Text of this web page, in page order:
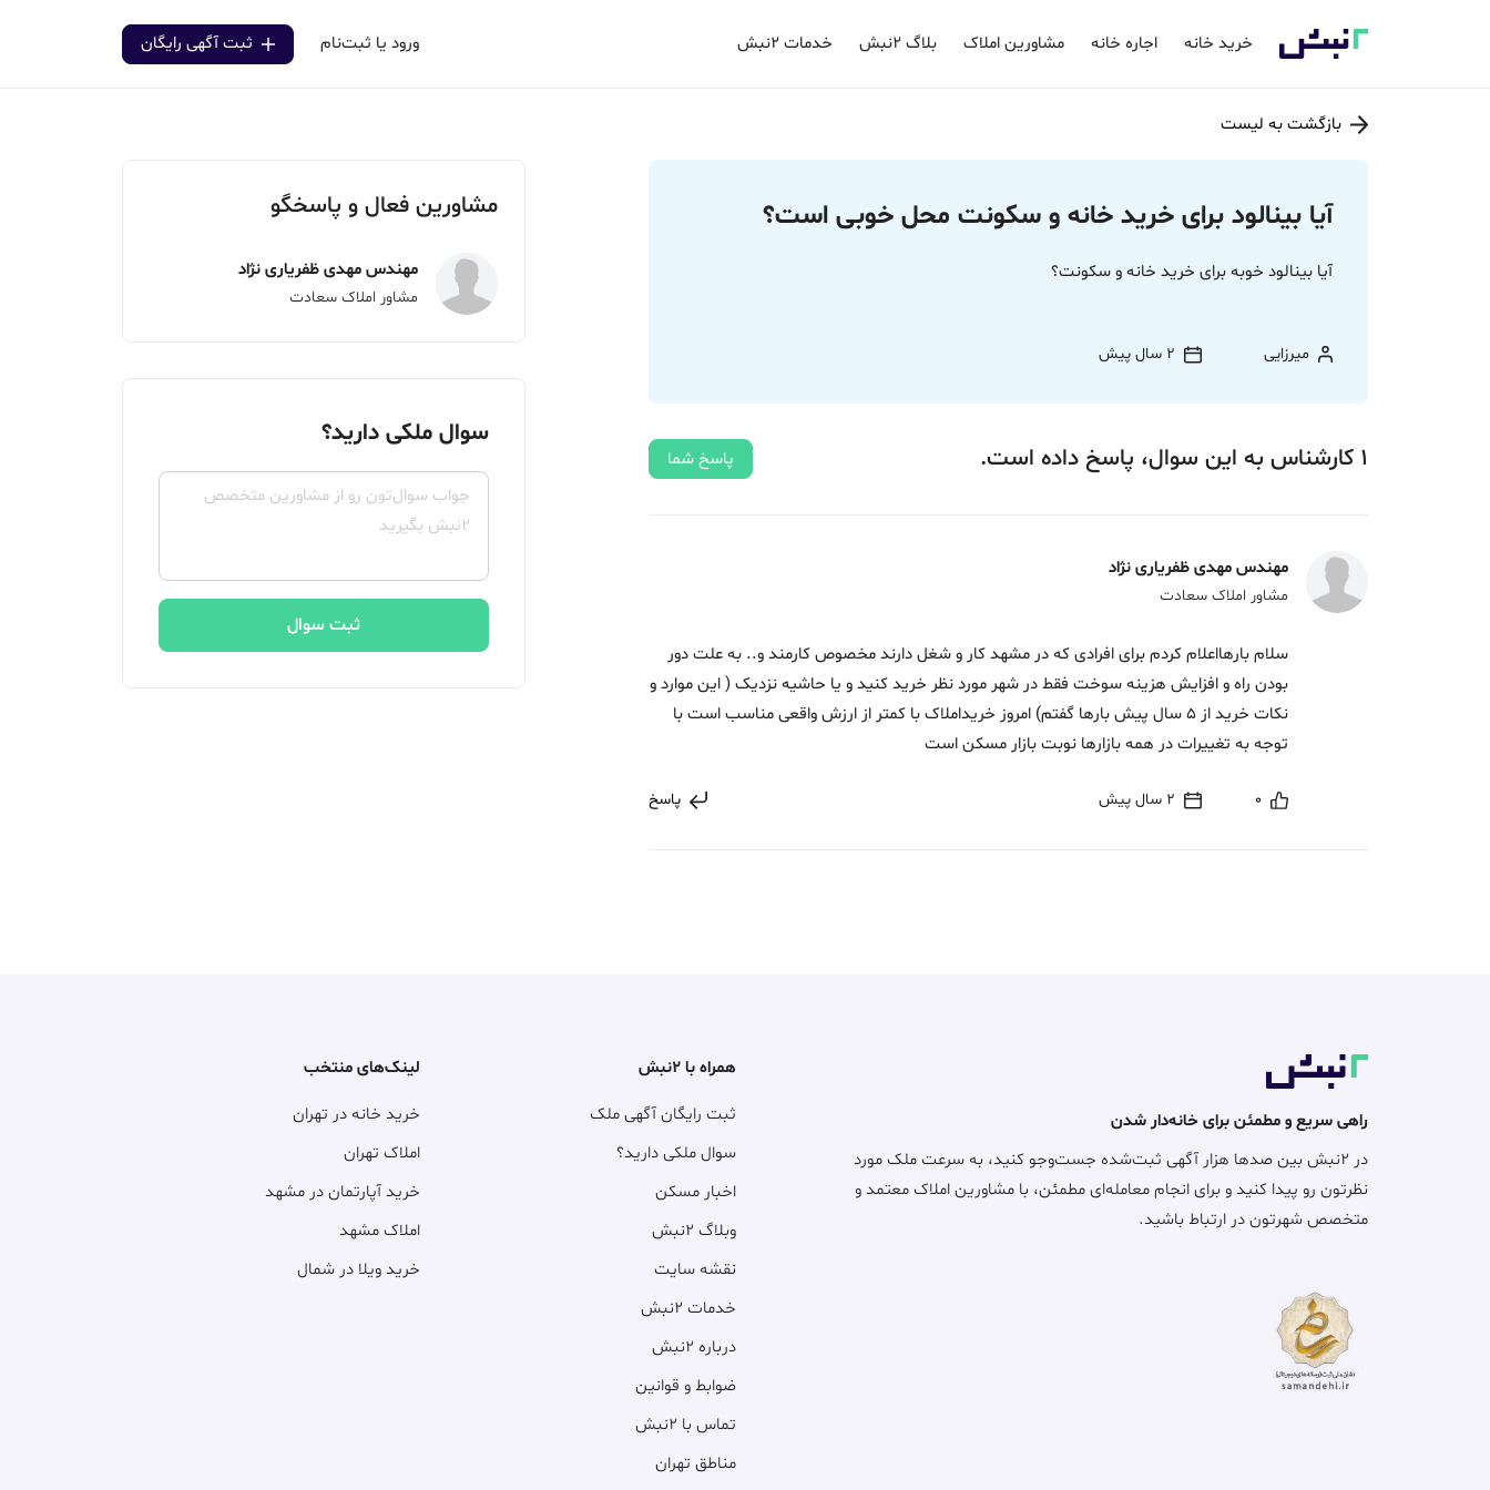
خرید خانه اجاره خانه مشاورین املاک بلاگ ۲نبش خدمات ۲نبش ورود یا ثبت‌نام ثبت آگهی رایگان
بازگشت به لیست
آیا بینالود برای خرید خانه و سکونت محل خوبی است؟
آیا بینالود خوبه برای خرید خانه و سکونت؟
میرزایی 2 سال پیش
1 کارشناس به این سوال، پاسخ داده‌ است. پاسخ شما
مهندس مهدی ظفریاری نژاد
مشاور املاک سعادت
سلام بارهااعلام کردم برای افرادی که در مشهد کار و شغل دارند مخصوص کارمند و.. به علت دور
بودن راه و افزایش هزینه سوخت فقط در شهر مورد نظر خرید کنید و یا حاشیه نزدیک ( این موارد و
نکات خرید از 5 سال پیش بارها گفتم) امروز خریداملاک با کمتر از ارزش واقعی مناسب است با
توجه به تغییرات در همه بازارها نوبت بازار مسکن است
0 2 سال پیش پاسخ
مشاورین فعال و پاسخگو
مهندس مهدی ظفریاری نژاد
مشاور املاک سعادت
سوال ملکی دارید؟
ثبت سوال
راهی سریع و مطمئن برای خانه‌دار شدن
در ۲نبش بین صدها هزار آگهی ثبت‌شده جست‌وجو کنید، به سرعت ملک مورد
نظرتون رو پیدا کنید و برای انجام معامله‌ای مطمئن، با مشاورین املاک معتمد و
متخصص شهرتون در ارتباط باشید.
همراه با ۲نبش
ثبت رایگان آگهی ملک
سوال ملکی دارید؟
اخبار مسکن
وبلاگ ۲نبش
نقشه سایت
خدمات ۲نبش
درباره ۲نبش
ضوابط و قوانین
تماس با ۲نبش
مناطق تهران
لینک‌های منتخب
خرید خانه در تهران
املاک تهران
خرید آپارتمان در مشهد
املاک مشهد
خرید ویلا در شمال